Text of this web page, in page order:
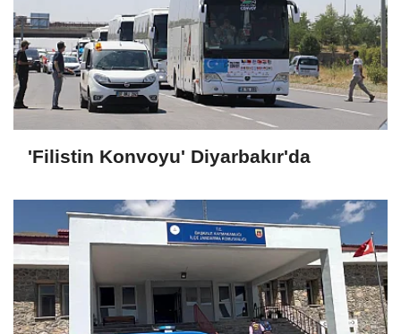
'Filistin Konvoyu' Diyarbakır'da